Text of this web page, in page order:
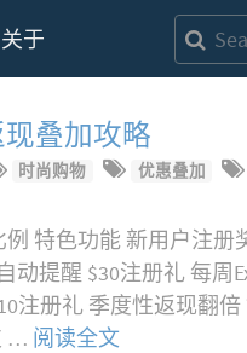
关于
现叠加攻略
时尚购物 优惠叠加
特色功能 新用户注册
提醒 $30注册礼 每周
注册礼 季度性返现翻
… 阅读全文